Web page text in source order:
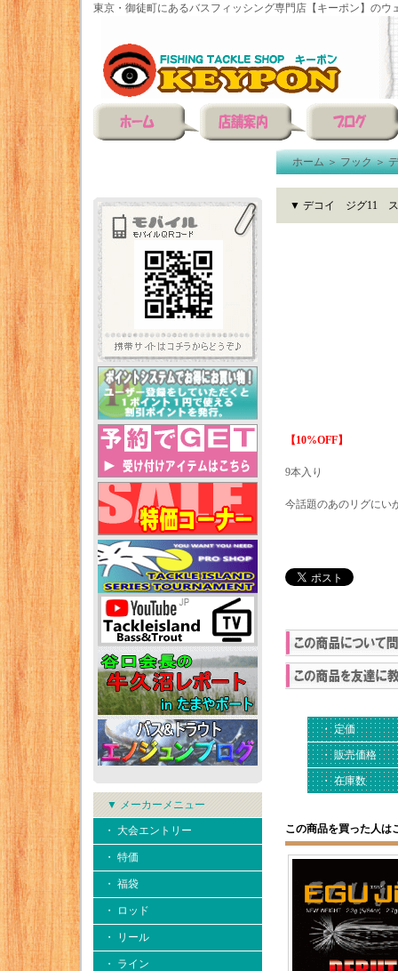
東京・御徒町にあるバスフィッシング専門店【キーポン】のウ
▼ メーカーメニュー
・ 大会エントリー
・ 特価
・ 福袋
・ ロッド
・ リール
・ ライン
ホーム＞フック＞
▼ デコイ ジグ11 ス
【10%OFF】
9本入り
今話題のあのリグにい
・ 定価
・ 販売価格
・ 在庫数
この商品を買った人は